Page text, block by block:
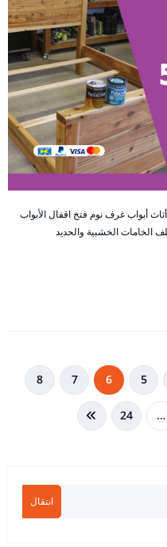
أبواب غرف نوم فتخ اقفال الأبواب
الخامات الخشبية والحديد
5
6
7
8
…
24
انتقال